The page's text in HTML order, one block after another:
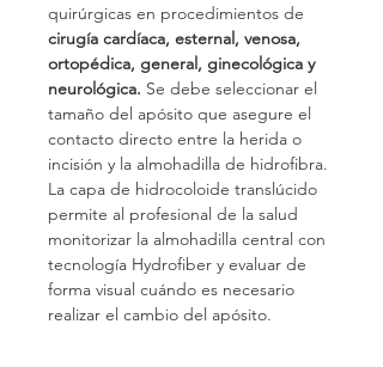
quirúrgicas en procedimientos de
cirugía cardíaca, esternal, venosa,
ortopédica, general, ginecológica y
neurológica. Se debe seleccionar el
tamaño del apósito que asegure el
contacto directo entre la herida o
incisión y la almohadilla de hidrofibra.
La capa de hidrocoloide translúcido
permite al profesional de la salud
monitorizar la almohadilla central con
tecnología Hydrofiber y evaluar de
forma visual cuándo es necesario
realizar el cambio del apósito.